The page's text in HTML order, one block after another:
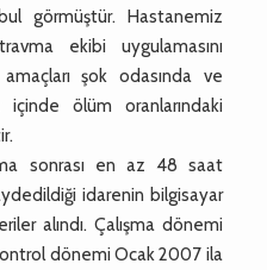
görmüştür. Hastanemiz
ekibi uygulamasını
amaçları şok odasında ve
ölüm oranlarındaki
sonrası en az 48 saat
idarenin bilgisayar
alındı. Çalışma dönemi
dönemi Ocak 2007 ila